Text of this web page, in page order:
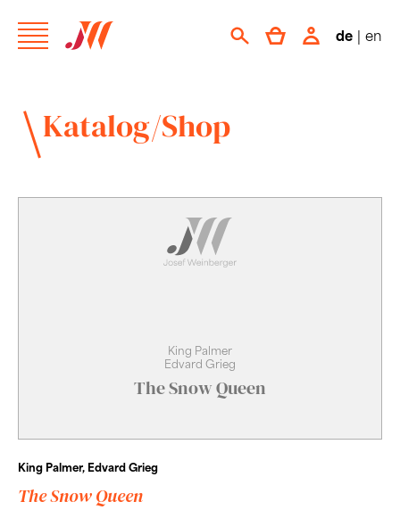
de | en
Katalog/Shop
King Palmer
Edvard Grieg
The Snow Queen
King Palmer, Edvard Grieg
The Snow Queen